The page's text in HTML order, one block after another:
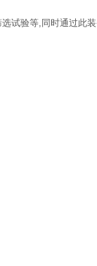
试验等,同时通过此